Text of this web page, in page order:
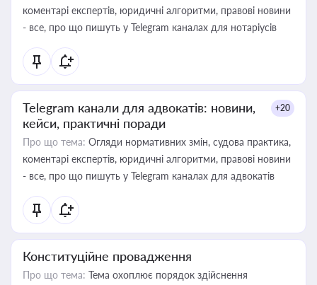
коментарі експертів, юридичні алгоритми, правові новини
- все, про що пишуть у Telegram каналах для нотаріусів
Telegram канали для адвокатів: новини,
кейси, практичні поради
+20
Про що тема: Огляди нормативних змін, судова практика,
коментарі експертів, юридичні алгоритми, правові новини
- все, про що пишуть у Telegram каналах для адвокатів
Конституційне провадження
Про що тема: Тема охоплює порядок здійснення